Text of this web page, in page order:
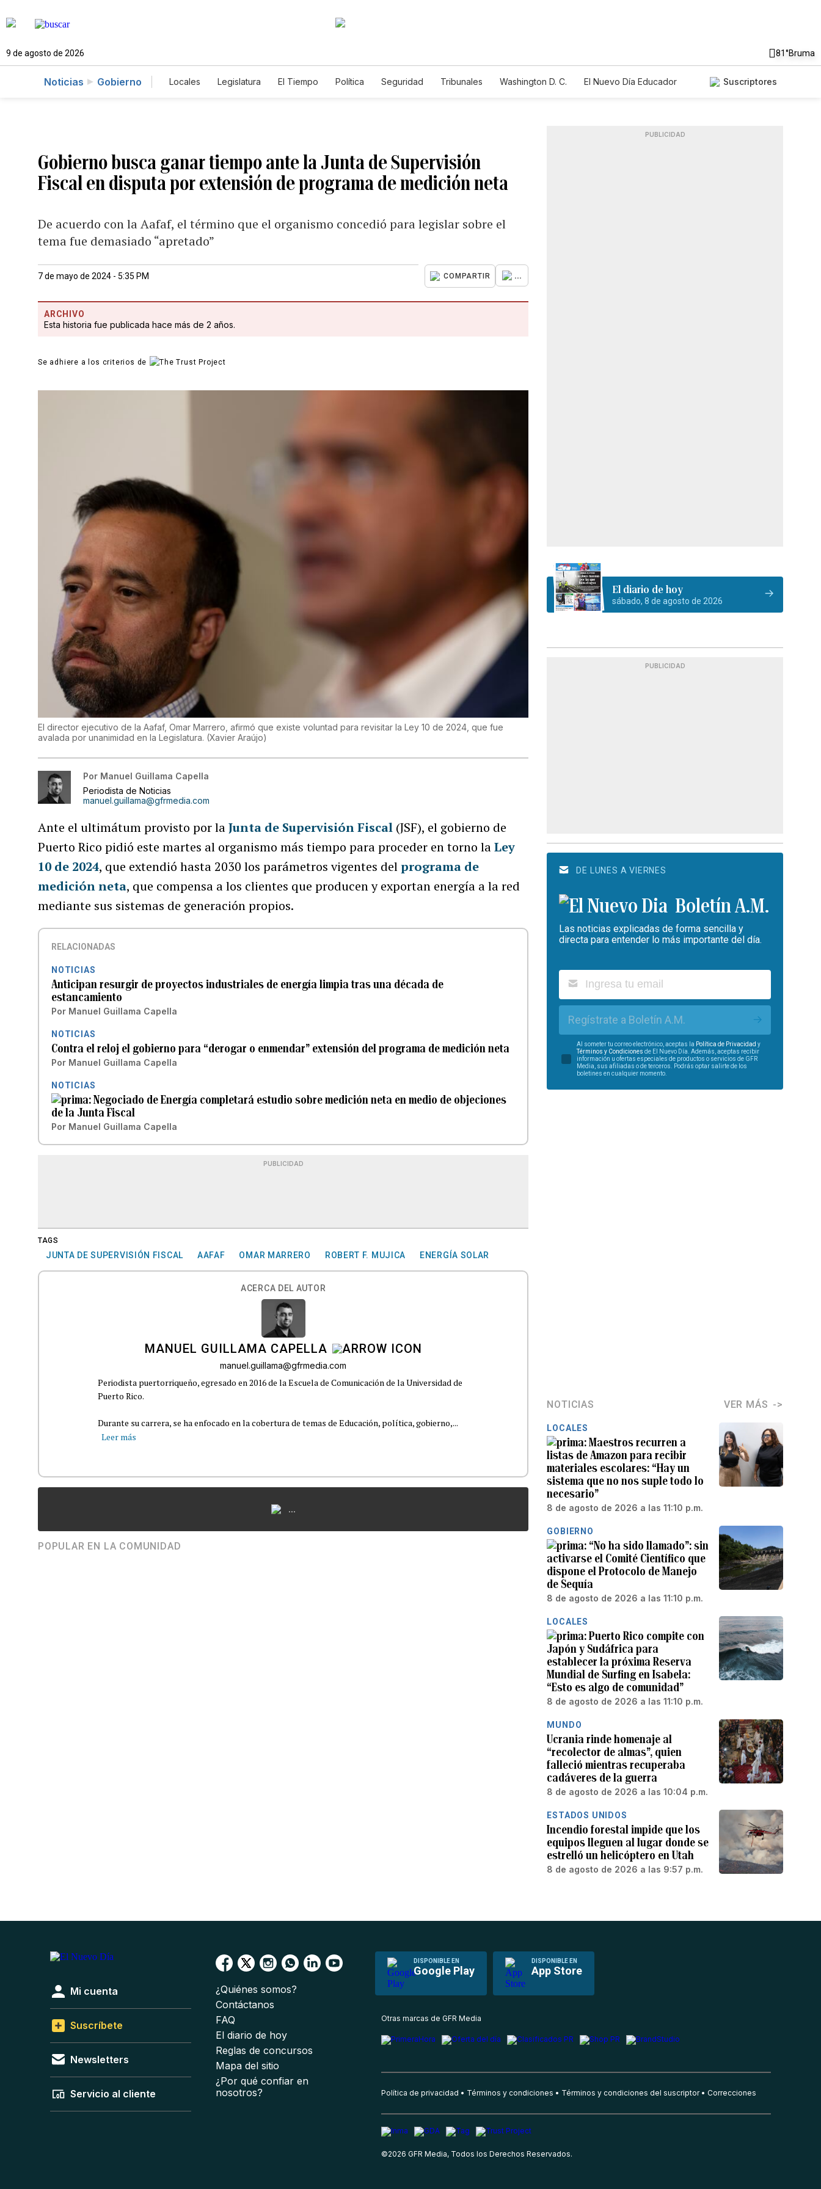
9 de agosto de 2026 81°Bruma
Noticias Gobierno Locales Legislatura El Tiempo Política Seguridad Tribunales Washington D. C.
El Nuevo Día Educador
Suscriptores
Gobierno busca ganar tiempo ante la Junta de Supervisión
Fiscal en disputa por extensión de programa de medición neta
De acuerdo con la Aafaf, el término que el organismo concedió para legislar sobre el
tema fue demasiado “apretado”
7 de mayo de 2024 - 5:35 PM COMPARTIR ...
ARCHIVO
Esta historia fue publicada hace más de 2 años.
Se adhiere a los criterios de
El director ejecutivo de la Aafaf, Omar Marrero, afirmó que existe voluntad para revisitar la Ley 10 de 2024, que fue
avalada por unanimidad en la Legislatura. (Xavier Araújo)
Por Manuel Guillama Capella
Periodista de Noticias
manuel.guillama@gfrmedia.com
Ante el ultimátum provisto por laJunta de Supervisión Fiscal (JSF), el gobierno de
Puerto Rico pidió este martes al organismo más tiempo para proceder en torno laLey
10 de 2024, que extendió hasta 2030 los parámetros vigentes delprograma de
medición neta, que compensa a los clientes que producen y exportan energía a la red
mediante sus sistemas de generación propios.
RELACIONADAS
NOTICIAS
Anticipan resurgir de proyectos industriales de energía limpia tras una década de
estancamiento
Por Manuel Guillama Capella
NOTICIAS
Contra el reloj el gobierno para “derogar o enmendar” extensión del programa de medición neta
Por Manuel Guillama Capella
NOTICIAS
Negociado de Energía completará estudio sobre medición neta en medio de objeciones
de la Junta Fiscal
Por Manuel Guillama Capella
PUBLICIDAD
TAGS
JUNTA DE SUPERVISIÓN FISCAL AAFAF OMAR MARRERO ROBERT F. MUJICA ENERGÍA SOLAR
ACERCA DEL AUTOR
MANUEL GUILLAMA CAPELLA
manuel.guillama@gfrmedia.com
Periodista puertorriqueño, egresado en 2016 de la Escuela de Comunicación de la Universidad de
Puerto Rico.
Durante su carrera, se ha enfocado en la cobertura de temas de Educación, política, gobierno,...
Leer más
...
POPULAR EN LA COMUNIDAD
PUBLICIDAD
El diario de hoy
sábado, 8 de agosto de 2026
PUBLICIDAD
DE LUNES A VIERNES
Boletín A.M.
Las noticias explicadas de forma sencilla y
directa para entender lo más importante del día.
Regístrate a Boletín A.M.
Al someter tu correo electrónico, aceptas la Política de Privacidad y
Términos y Condiciones de El Nuevo Día. Además, aceptas recibir
información u ofertas especiales de productos o servicios de GFR
Media, sus afiliadas o de terceros. Podrás optar salirte de los
boletines en cualquier momento.
NOTICIAS VER MÁS
LOCALES
Maestros recurren a
listas de Amazon para recibir
materiales escolares: “Hay un
sistema que no nos suple todo lo
necesario”
8 de agosto de 2026 a las 11:10 p.m.
GOBIERNO
“No ha sido llamado”: sin
activarse el Comité Científico que
dispone el Protocolo de Manejo
de Sequía
8 de agosto de 2026 a las 11:10 p.m.
LOCALES
Puerto Rico compite con
Japón y Sudáfrica para
establecer la próxima Reserva
Mundial de Surfing en Isabela:
“Esto es algo de comunidad”
8 de agosto de 2026 a las 11:10 p.m.
MUNDO
Ucrania rinde homenaje al
“recolector de almas”, quien
falleció mientras recuperaba
cadáveres de la guerra
8 de agosto de 2026 a las 10:04 p.m.
ESTADOS UNIDOS
Incendio forestal impide que los
equipos lleguen al lugar donde se
estrelló un helicóptero en Utah
8 de agosto de 2026 a las 9:57 p.m.
DISPONIBLE EN
Google Play
DISPONIBLE EN
App Store
Mi cuenta
Suscríbete
Newsletters
Servicio al cliente
¿Quiénes somos?
Contáctanos
FAQ
El diario de hoy
Reglas de concursos
Mapa del sitio
¿Por qué confiar en
nosotros?
Otras marcas de GFR Media
Política de privacidad Términos y condiciones Términos y condiciones del suscriptor Correcciones
©2026 GFR Media, Todos los Derechos Reservados.